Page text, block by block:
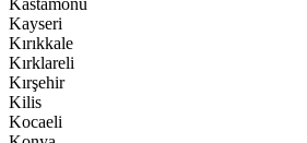
Kastamonu
Kayseri
Kırıkkale
Kırklareli
Kırşehir
Kilis
Kocaeli